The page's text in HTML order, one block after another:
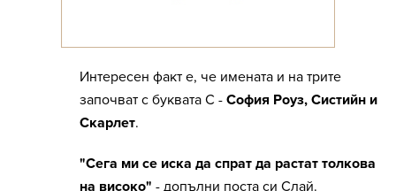
Интересен факт е, че имената и на трите
започват с буквата С - София Роуз, Систийн и
Скарлет.
"Сега ми се иска да спрат да растат толкова
на високо" - допълни поста си Слай.